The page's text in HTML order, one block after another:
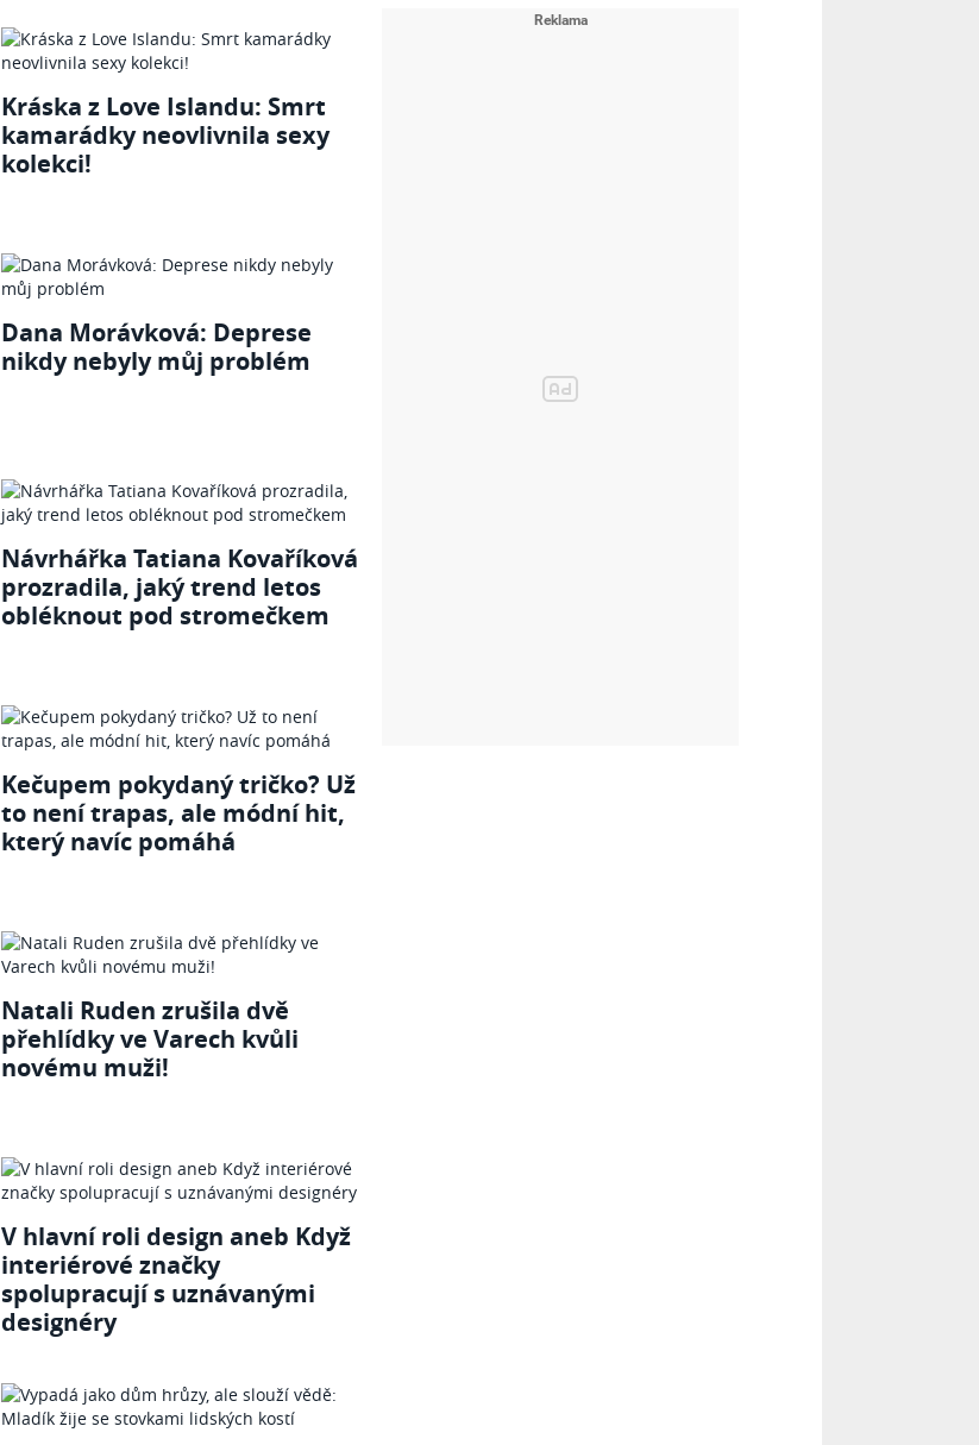
Kráska z Love Islandu: Smrt
kamarádky neovlivnila sexy
kolekci!
Dana Morávková: Deprese
nikdy nebyly můj problém
Návrhářka Tatiana Kovaříková
prozradila, jaký trend letos
obléknout pod stromečkem
Kečupem pokydaný tričko? Už
to není trapas, ale módní hit,
který navíc pomáhá
Natali Ruden zrušila dvě
přehlídky ve Varech kvůli
novému muži!
V hlavní roli design aneb Když
interiérové značky
spolupracují s uznávanými
designéry